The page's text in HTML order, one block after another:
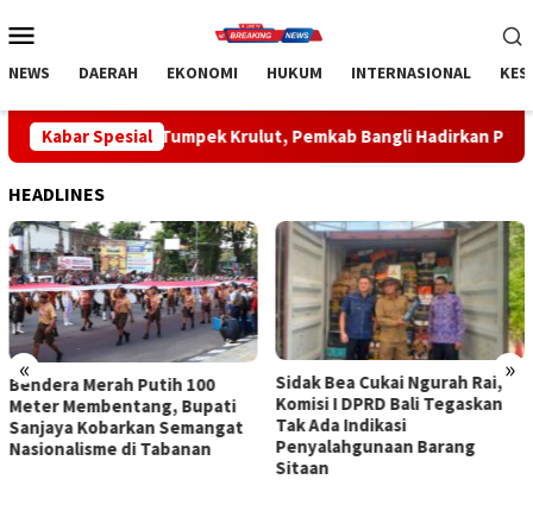
ke
Mobile
NEWS DAERAH EKONOMI HUKUM INTERNASIONAL
Kabar Spesial
Krulut, Pemkab Bangli Hadirkan Pengobatan Gratis di
HEADLINES
« »
Sidak Bea Cukai Ngurah Rai,
Komisi I DPRD Bali Tegaskan
Tak Ada Indikasi
Penyalahgunaan Barang
Rahina Tumpek Krulut,
Pemkab Bangli Hadirkan
Pengobatan Gratis di Empat
Kecamatan Wujudkan
Pelayanan Kesehatan